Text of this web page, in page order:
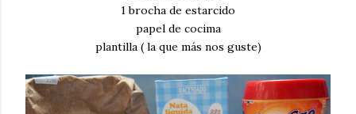
1 brocha de estarcido
papel de cocima
plantilla ( la que más nos guste)